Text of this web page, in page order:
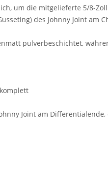
um die mitgelieferte 5/8-
des Johnny Joint am
pulverbeschichtet,
Joint am